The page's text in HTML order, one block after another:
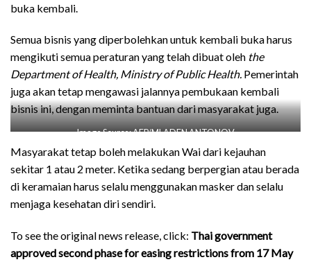
buka kembali.
Semua bisnis yang diperbolehkan untuk kembali buka harus
mengikuti semua peraturan yang telah dibuat oleh the
Department of Health, Ministry of Public Health. Pemerintah
juga akan tetap mengawasi jalannya pembukaan kembali
bisnis ini, dengan meminta bantuan dari masyarakat juga.
Image Source: AFP/MLADEN ANTONOV
Masyarakat tetap boleh melakukan Wai dari kejauhan
sekitar 1 atau 2 meter. Ketika sedang berpergian atau berada
di keramaian harus selalu menggunakan masker dan selalu
menjaga kesehatan diri sendiri.
To see the original news release, click: Thai government
approved second phase for easing restrictions from 17 May